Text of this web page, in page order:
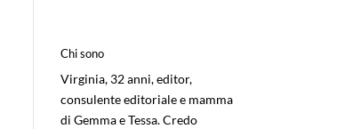
Chi sono
Virginia, 32 anni, editor,
consulente editoriale e mamma
di Gemma e Tessa. Credo